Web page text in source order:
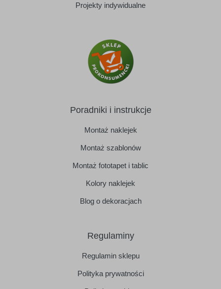
Projekty indywidualne
Poradniki i instrukcje
Montaż naklejek
Montaż szablonów
Montaż fototapet i tablic
Kolory naklejek
Blog o dekoracjach
Regulaminy
Regulamin sklepu
Polityka prywatności